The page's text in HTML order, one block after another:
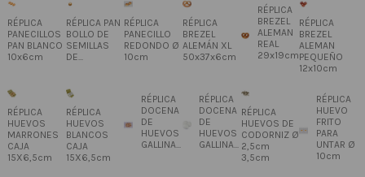
RÉPLICA
PANECILLOS
PAN BLANCO
10x6cm
RÉPLICA PAN
BOLLO DE
SEMILLAS
DE...
RÉPLICA
PANECILLO
REDONDO Ø
10cm
RÉPLICA
BREZEL
ALEMÁN XL
50x37x6cm
RÉPLICA
BREZEL
ALEMAN
REAL
29x19cm
RÉPLICA
BREZEL
ALEMAN
PEQUEÑO
12x10cm
RÉPLICA
HUEVOS
MARRONES
CAJA
15X6,5cm
RÉPLICA
HUEVOS
BLANCOS
CAJA
15X6,5cm
RÉPLICA
DOCENA
DE
HUEVOS
GALLINA...
RÉPLICA
DOCENA
DE
HUEVOS
GALLINA...
RÉPLICA
HUEVOS DE
CODORNIZ Ø
2,5cm
3,5cm
RÉPLICA
HUEVO
FRITO
PARA
UNTAR Ø
10cm